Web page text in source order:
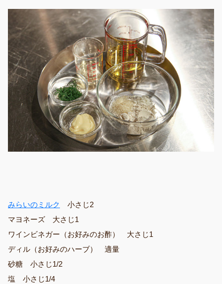
みらいのミルク
小さじ2
マヨネーズ 大さじ1
ワインビネガー（お好みのお酢） 大さじ1
ディル（お好みのハーブ） 適量
砂糖 小さじ1/2
塩 小さじ1/4